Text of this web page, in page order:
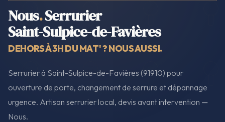
Nous.Serrurier
Saint-Sulpice-de-Favières
DEHORS À 3H DU MAT' ? NOUS AUSSI.
Serrurier à Saint-Sulpice-de-Favières (91910) pour
ouverture de porte, changement de serrure et dépannage
urgence. Artisan serrurier local, devis avant intervention —
Nous.